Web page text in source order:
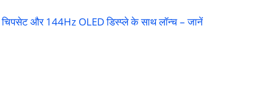
और 144Hz OLED डिस्प्ले के साथ लॉन्च – जानें